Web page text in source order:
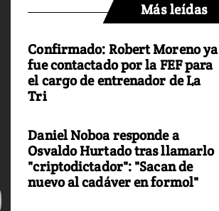
Más leídas
Confirmado: Robert Moreno ya
fue contactado por la FEF para
el cargo de entrenador de La
Tri
Daniel Noboa responde a
Osvaldo Hurtado tras llamarlo
"criptodictador": "Sacan de
nuevo al cadáver en formol"